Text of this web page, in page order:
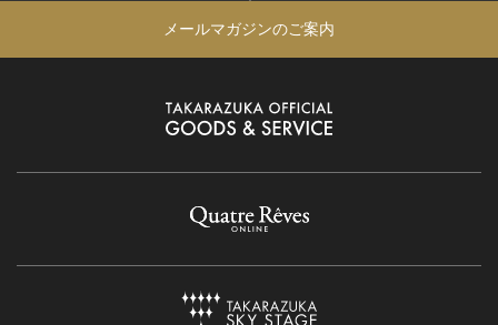
メールマガジンのご案内